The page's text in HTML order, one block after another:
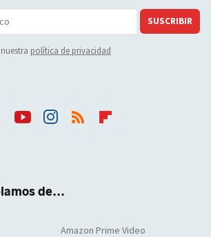
SUSCRIBIR
política de privacidad
de...
Amazon Prime Video